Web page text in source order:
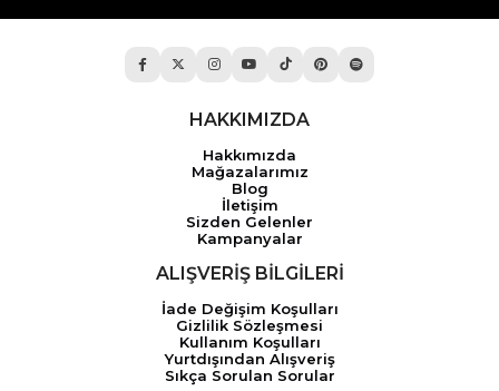
HAKKIMIZDA
Hakkımızda
Mağazalarımız
Blog
İletişim
Sizden Gelenler
Kampanyalar
ALIŞVERİŞ BİLGİLERİ
İade Değişim Koşulları
Gizlilik Sözleşmesi
Kullanım Koşulları
Yurtdışından Alışveriş
Sıkça Sorulan Sorular